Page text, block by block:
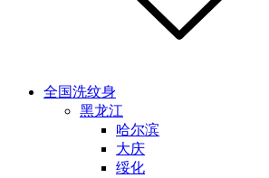
全国洗纹身
黑龙江
哈尔滨
大庆
绥化